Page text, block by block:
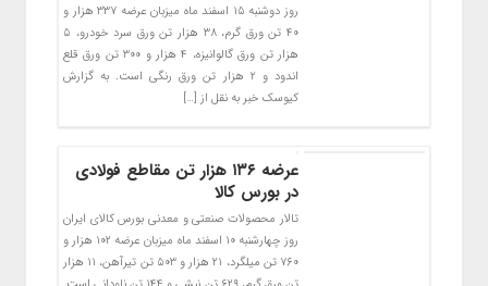
روز دوشنبه ۱۵ اسفند ماه میزبان عرضه ۳۳۷ هزار و
۴۰ تن ورق گرم، ۳۸ هزار تن ورق سرد خودرو، ۵
هزار تن ورق گالوانیزه، ۴ هزار و ۳۰۰ تن ورق قلع
اندود و ۲ هزار تن ورق رنگی است. به گزارش
کیوسک خبر به نقل از […]
عرضه ۱۳۶ هزار تن مقاطع فولادی
در بورس کالا
تالار محصولات صنعتی و معدنی بورس کالای ایران
روز چهارشنبه ۱۰ اسفند ماه میزبان عرضه ۱۰۲ هزار و
۷۶۰ تن میلگرد، ۲۱ هزار و ۵۰۳ تن تیرآهن، ۱۱ هزار